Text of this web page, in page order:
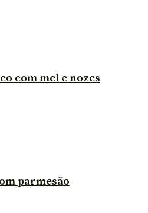
com mel e nozes
parmesão